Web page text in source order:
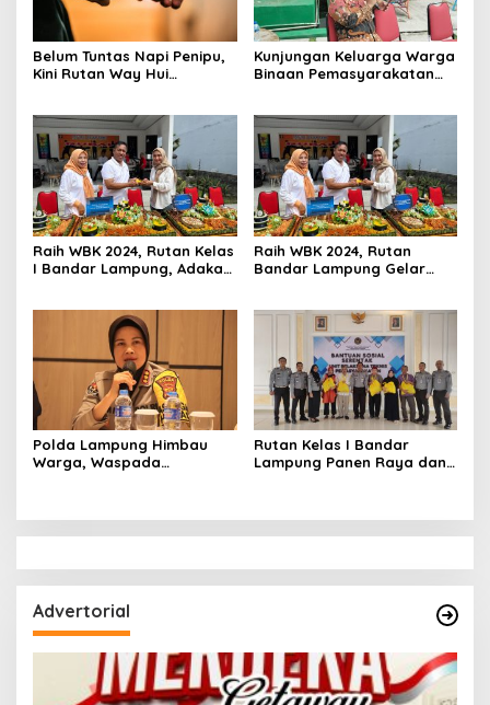
Belum Tuntas Napi Penipu,
Kini Rutan Way Hui
Kunjungan Keluarga Warga
Binaan Pemasyarakatan
Raih WBK 2024, Rutan Kelas
I Bandar Lampung, Adakan
Raih WBK 2024, Rutan
Bandar Lampung Gelar
Polda Lampung Himbau
Warga, Waspada
Rutan Kelas I Bandar
Lampung Panen Raya dan
Advertorial